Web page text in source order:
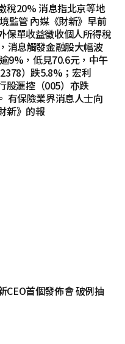
稅20% 消息指北京等地
監管 內媒《財新》早前
保單收益徵收個人所得稅
消息觸發金融股大幅波
9%，低見70.6元，中午
）跌5.8%；宏利
股滙控（005）亦跌
有保險業界消息人士向
新》的報
CEO首個發佈會 破例抽